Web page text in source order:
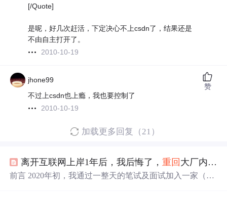
[/Quote]
是呢，好几次赶活，下定决心不上csdn了，结果还是
不由自主打开了。
2010-10-19
jhone99
不过上csdn也上瘾，我也要控制了
2010-10-19
赞
加载更多回复（21）
离开互联网上岸1年后，我后悔了，重回 大厂内卷涨薪30%
前言 2020年初，我通过一整天的笔试及面试加入一家（某